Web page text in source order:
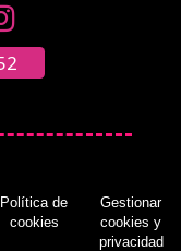
Política de
cookies
Gestionar
cookies y
privacidad